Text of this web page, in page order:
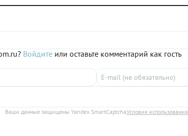
Войдите или оставьте комментарий как гость
Ваши данные защищены Yandex SmartCaptchaУсловия использования